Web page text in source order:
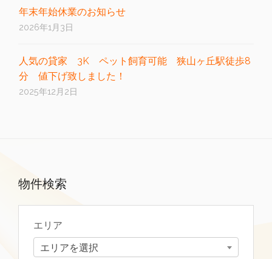
年末年始休業のお知らせ
2026年1月3日
人気の貸家 3K ペット飼育可能 狭山ヶ丘駅徒歩8
分 値下げ致しました！
2025年12月2日
物件検索
エリア
エリアを選択